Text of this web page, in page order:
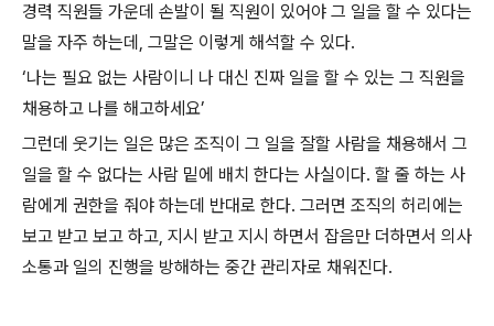
경력 직원들 가운데 손발이 될 직원이 있어야 그 일을 할 수 있다는
말을 자주 하는데, 그말은 이렇게 해석할 수 있다.
‘나는 필요 없는 사람이니 나 대신 진짜 일을 할 수 있는 그 직원을
채용하고 나를 해고하세요’
그런데 웃기는 일은 많은 조직이 그 일을 잘할 사람을 채용해서 그
일을 할 수 없다는 사람 밑에 배치 한다는 사실이다. 할 줄 하는 사
람에게 권한을 줘야 하는데 반대로 한다. 그러면 조직의 허리에는
보고 받고 보고 하고, 지시 받고 지시 하면서 잡음만 더하면서 의사
소통과 일의 진행을 방해하는 중간 관리자로 채워진다.